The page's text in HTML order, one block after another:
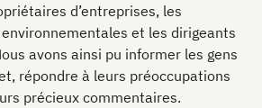
d’entreprises, les
et les dirigeants
avons ainsi pu informer les gens
répondre à leurs préoccupations
précieux commentaires.